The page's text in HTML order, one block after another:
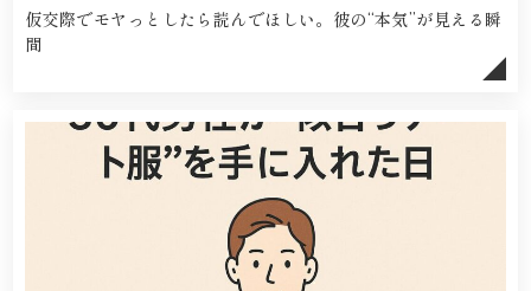
仮交際でモヤっとしたら読んでほしい。彼の“本気”が見える瞬
間